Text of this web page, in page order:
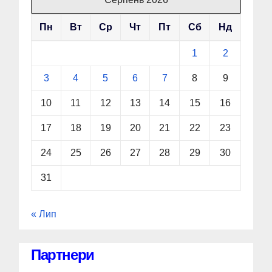
Пн Вт Ср Чт Пт Сб Нд
1 2
3 4 5 6 7 8 9
10 11 12 13 14 15 16
17 18 19 20 21 22 23
24 25 26 27 28 29 30
31
« Лип
Партнери